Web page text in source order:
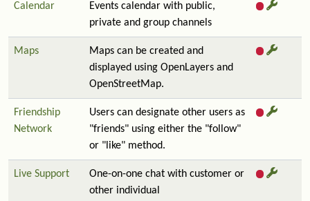
Calendar
Events calendar with public,
private and group channels
Maps
Maps can be created and
displayed using OpenLayers and
OpenStreetMap.
Friendship
Network
Users can designate other users as
"friends" using either the "follow"
or "like" method.
Live Support
One-on-one chat with customer or
other individual